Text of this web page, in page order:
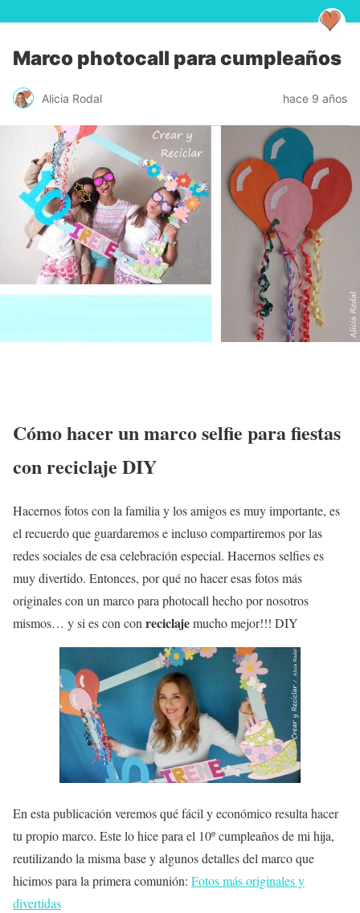
Marco photocall para cumpleaños
Alicia Rodal hace 9 años
Cómo hacer unmarco selfie para fiestas
con reciclaje DIY
Hacernosfotoscon la familia y los amigos es muy importante, es
el recuerdo que guardaremos e incluso compartiremos por las
redes socialesde esa celebración especial. Hacernosselfieses
muy divertido. Entonces, por qué no hacer esas fotos más
originales con un marco para photocall hecho por nosotros
mismos… y si es con con reciclajemucho mejor!!! DIY
En esta publicación veremos qué fácil y económico resulta hacer
tu propio marco. Este lo hice para el 10º cumpleaños de mi hija,
reutilizando la misma base y algunos detalles del marco que
hicimos para la primera comunión: Fotos más originales y
divertidas